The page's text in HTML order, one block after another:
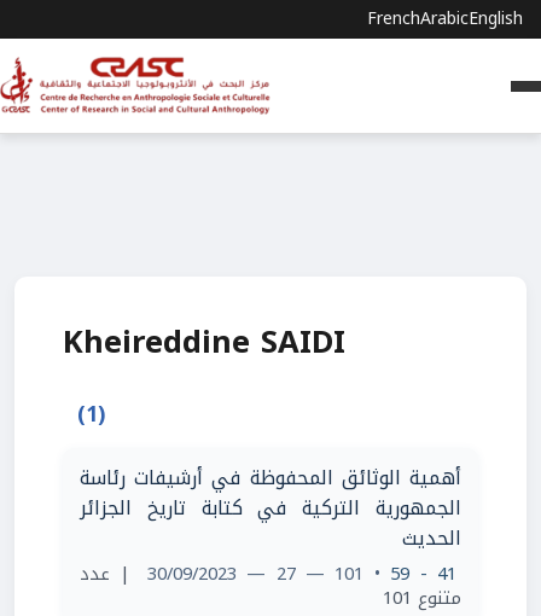
FrenchArabicEnglish
Kheireddine SAIDI
(1)
أهمية الوثائق المحفوظة في أرشيفات رئاسة
الجمهورية التركية في كتابة تاريخ الجزائر
الحديث
41 - 59
• 101 — 27 — 30/09/2023 | عدد
متنوع 101